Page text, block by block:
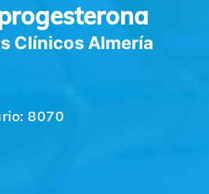
Clínicos Almería
8070